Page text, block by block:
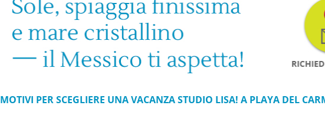
MOTIVI PER SCEGLIERE UNA VACANZA STUDIO LISA! A PLAYA DEL